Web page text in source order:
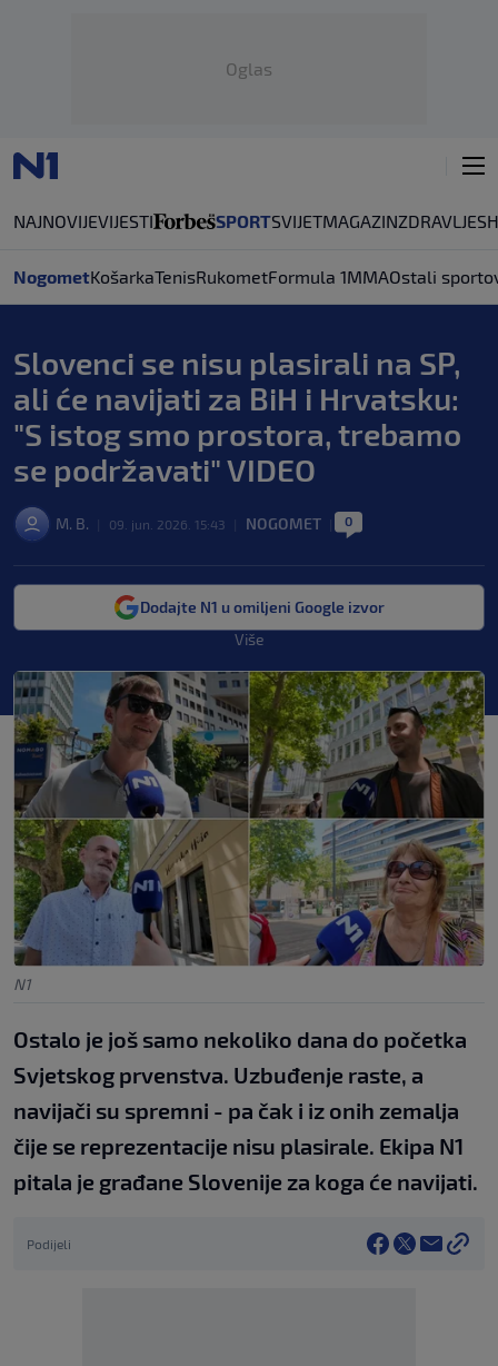
Oglas
NAJNOVIJEVIJESTI SPORTSVIJETMAGAZINZDRAVLJE
NogometKošarkaTenisRukometFormula 1MMAOstali
Slovenci se nisu plasirali na SP,
ali će navijati za BiH i Hrvatsku:
"S istog smo prostora, trebamo
se podržavati" VIDEO
M. B. 09. jun. 2026. 15:43 NOGOMET 0
Dodajte N1 u omiljeni Google izvor
Više
N1
Ostalo je još samo nekoliko dana do početka
Svjetskog prvenstva. Uzbuđenje raste, a
navijači su spremni - pa čak i iz onih zemalja
čije se reprezentacije nisu plasirale. Ekipa N1
pitala je građane Slovenije za koga će navijati.
Podijeli